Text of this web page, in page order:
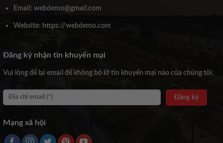
Email: webdemo@gmail.com
Website: https://webdemo.com
Đăng ký nhận tin khuyến mại
Vui lòng để lại email để không bỏ lỡ tin khuyến mại nào của chúng tôi:
Mạng xã hội